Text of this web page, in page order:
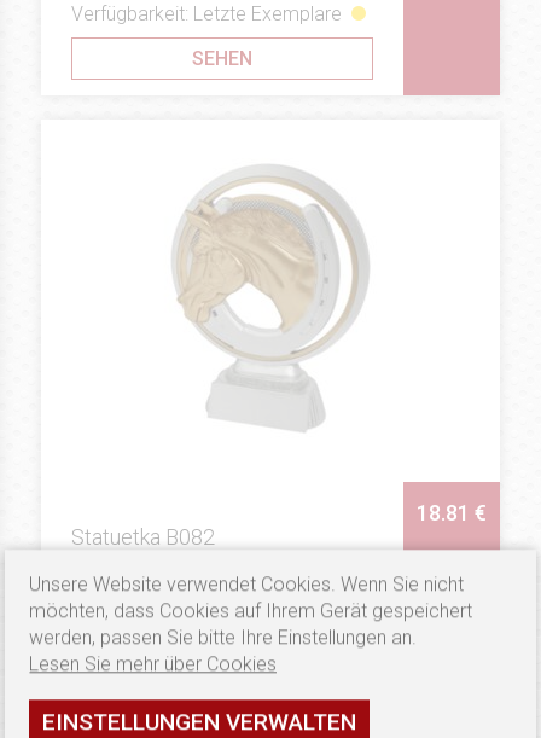
Verfügbarkeit: Letzte Exemplare
SEHEN
Statuetka B082
18.81 €
Verfügbarkeit: hoch
SEHEN
Unsere Website verwendet Cookies. Wenn Sie nicht
möchten, dass Cookies auf Ihrem Gerät gespeichert
werden, passen Sie bitte Ihre Einstellungen an.
Lesen Sie mehr über Cookies
EINSTELLUNGEN VERWALTEN